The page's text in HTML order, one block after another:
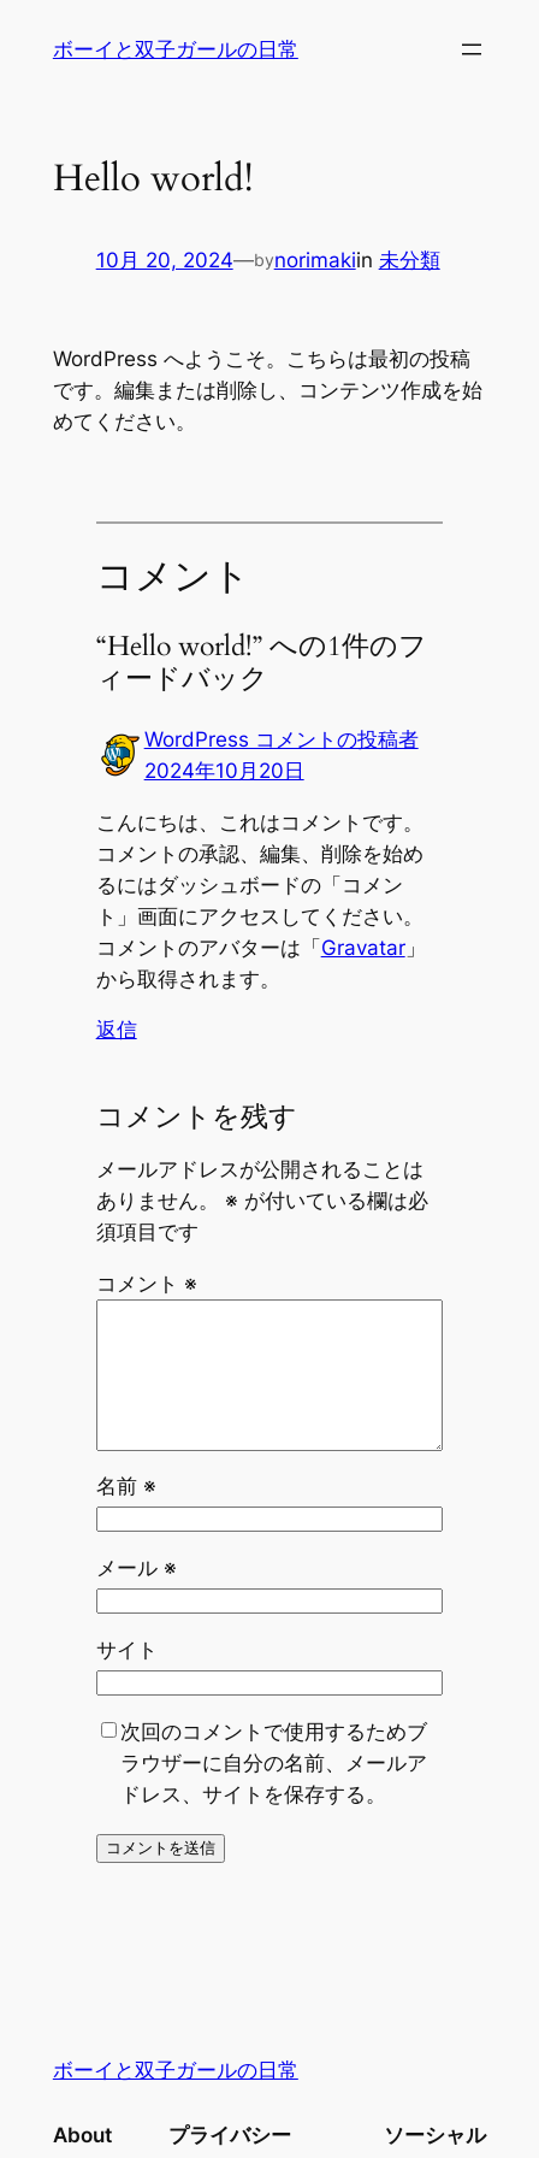
ボーイと双子ガールの日常
Hello world!
10月 20, 2024—bynorimakiin 未分類
WordPress へようこそ。こちらは最初の投稿
です。編集または削除し、コンテンツ作成を始
めてください。
コメント
“Hello world!” への1件のフ
ィードバック
WordPress コメントの投稿者
2024年10月20日
こんにちは、これはコメントです。
コメントの承認、編集、削除を始め
るにはダッシュボードの「コメン
ト」画面にアクセスしてください。
コメントのアバターは「Gravatar」
から取得されます。
返信
コメントを残す
メールアドレスが公開されることは
ありません。
※ が付いている欄は必
須項目です
コメント ※
名前 ※
メール ※
サイト
次回のコメントで使用するためブ
ラウザーに自分の名前、メールア
ドレス、サイトを保存する。
ボーイと双子ガールの日常
About プライバシー ソーシャル